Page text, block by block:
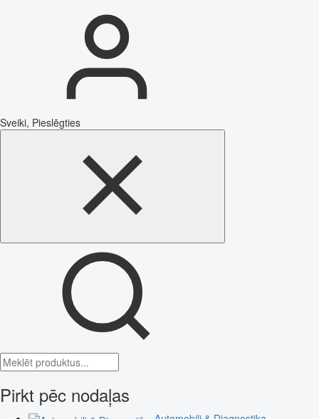
Sveiki, Pieslēgties
Pirkt pēc nodaļas